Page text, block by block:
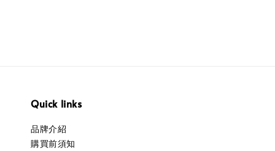
Quick links
品牌介紹
購買前須知